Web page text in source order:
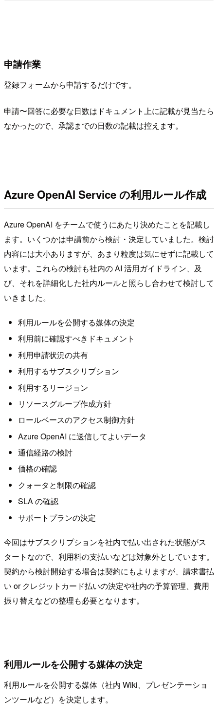
申請作業
登録フォームから申請するだけです。
申請〜回答に必要な日数はドキュメント上に記載が見当たら
なかったので、承認までの日数の記載は控えます。
Azure OpenAI Service の利用ルール作成
Azure OpenAI をチームで使うにあたり決めたことを記載し
ます。いくつかは申請前から検討・決定していました。検討
内容には大小ありますが、あまり粒度は気にせずに記載して
います。これらの検討も社内の AI 活用ガイドライン、及
び、それを詳細化した社内ルールと照らし合わせて検討して
いきました。
利用ルールを公開する媒体の決定
利用前に確認すべきドキュメント
利用申請状況の共有
利用するサブスクリプション
利用するリージョン
リソースグループ作成方針
ロールベースのアクセス制御方針
Azure OpenAI に送信してよいデータ
通信経路の検討
価格の確認
クォータと制限の確認
SLA の確認
サポートプランの決定
今回はサブスクリプションを社内で払い出された状態がス
タートなので、利用料の支払いなどは対象外としています。
契約から検討開始する場合は契約にもよりますが、請求書払
い or クレジットカード払いの決定や社内の予算管理、費用
振り替えなどの整理も必要となります。
利用ルールを公開する媒体の決定
利用ルールを公開する媒体（社内 Wiki、プレゼンテーショ
ンツールなど）を決定します。